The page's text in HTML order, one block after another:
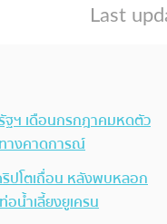
ฐฯ เดือนกรกฎาคมหดตัว
างคาดการณ์
ริปโตเถื่อน หลังพบหลอก
อน้ำเลี้ยงยูเครน